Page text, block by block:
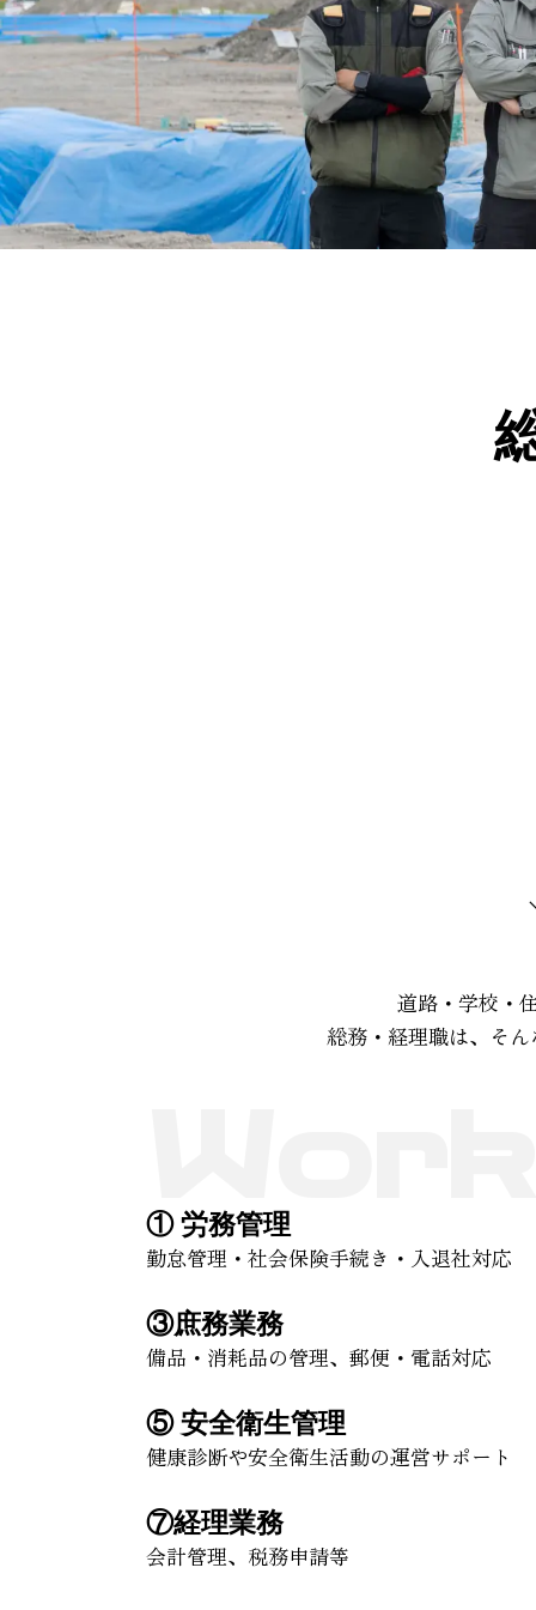
道路・学校・
総務・経理職は、そ
① 労務管理
勤怠管理・社会保険手続き・入退社対応
③庶務業務
備品・消耗品の管理、郵便・電話対応
⑤ 安全衛生管理
健康診断や安全衛生活動の運営サポート
⑦経理業務
会計管理、税務申請等